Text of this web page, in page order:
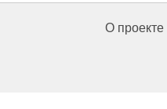
О проекте